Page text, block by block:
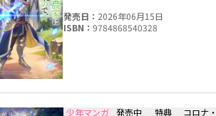
発売日： 2026年06月15日
ISBN： 9784868540328
少年マンガ 発売中 特典 コロナ